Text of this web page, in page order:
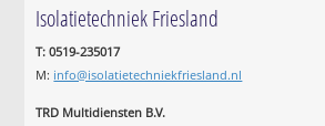
Isolatietechniek Friesland
T: 0519-235017
M: info@isolatietechniekfriesland.nl
TRD Multidiensten B.V.